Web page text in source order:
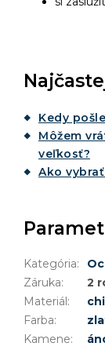
Kedy
Môžem
veľkosť?
Ako
Kategória:
Záruka:
2
Materiál :
Farba:
Kamene: